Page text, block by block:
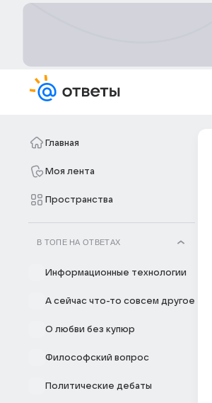
Главная
Моя лента
Пространства
В ТОПЕ НА ОТВЕТАХ
Информационные технологии
А сейчас что-то совсем другое
О любви без купюр
Философский вопрос
Политические дебаты